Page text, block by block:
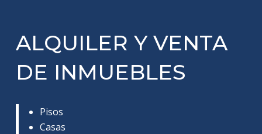
ALQUILER Y VENTA
DE INMUEBLES
Pisos
Casas